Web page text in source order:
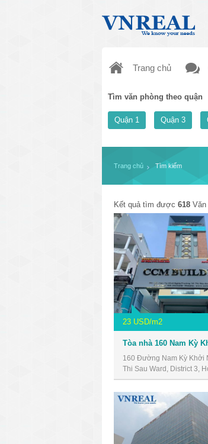
Trang chủ
Tìm văn phòng theo quận
Quận 1 Quận 3
Trang chủ Tìm kiếm
Kết quả tìm được 618 Văn
23 USD/m2
Tòa nhà 160 Nam Kỳ
160 Đường Nam Kỳ Khởi
Thi Sau Ward, District 3,
City, Vietnam